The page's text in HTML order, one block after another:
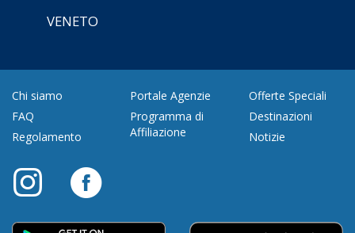
VENETO
Chi siamo
FAQ
Regolamento
Portale Agenzie
Programma di
Affiliazione
Offerte Speciali
Destinazioni
Notizie